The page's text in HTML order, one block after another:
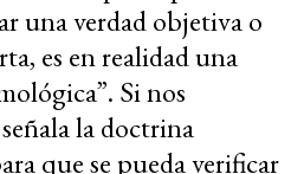
una verdad objetiva o
es en realidad una
Si nos
la doctrina
que se pueda verificar